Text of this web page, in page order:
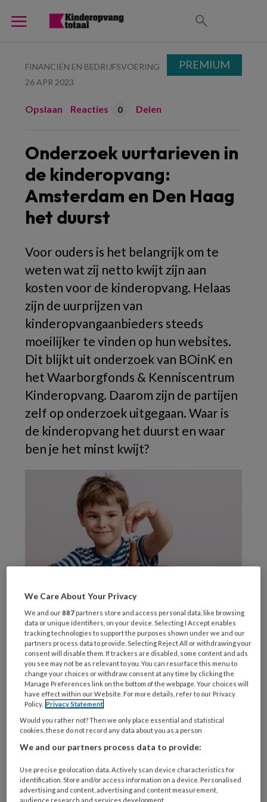
FINANCIËN EN BEDRIJFSVOERING
26 APR 2023
Opslaan Reacties 0 Delen
Onderzoek uurtarieven in
de kinderopvang:
Amsterdam en Den Haag
het duurst
Voor ouders is het belangrijk om te
weten wat zij netto kwijt zijn aan
kosten voor de kinderopvang. Helaas
zijn de uurprijzen van
kinderopvangaanbieders steeds
moeilijker te vinden op hun websites.
Dit blijkt uit onderzoek van BOinK en
het Waarborgfonds & Kenniscentrum
Kinderopvang. Daarom zijn de partijen
zelf op onderzoek uitgegaan. Waar is
de kinderopvang het duurst en waar
ben je het minst kwijt?
Beeld: AdobeStock
De
REGISTREREN
Wil je dit artikel lezen?
Maak gratis een account aan en lees 2
artikelen gratis per maand
Al een account of abonnement?
PREMIUM
We Care About Your Privacy
We and our887 partners store and access personal data, like browsing
data or unique identifiers, on your device. Selecting I Accept enables
tracking technologies to support the purposes shown under we and our
partners process data to provide. Selecting Reject All or withdrawing your
consent will disable them. If trackers are disabled, some content and ads
you see may not be as relevant to you. You can resurface this menu to
change your choices or withdraw consent at any time by clicking the
Manage Preferences link on the bottom of the webpage. Your choices will
have effect within our Website. For more details, refer to our Privacy
Policy. Privacy Statement
Would you rather not? Then we only place essential and statistical
cookies, these do not record any data about you as a person
We and our partners process data to provide:
Use precise geolocation data. Actively scan device characteristics for
identification. Store and/or access information on a device. Personalised
advertising and content, advertising and content measurement,
audience research and services development.